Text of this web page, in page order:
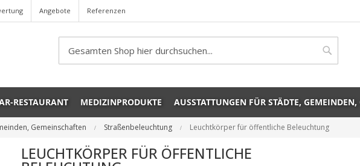
Angebote Referenzen
Search
Search
RESTAURANT MEDIZINPRODUKTE AUSSTATTUNGEN FÜR STÄDTE,
Gemeinschaften Straßenbeleuchtung Leuchtkörper für öffentliche Beleuchtung
LEUCHTKÖRPER FÜR ÖFFENTLICHE